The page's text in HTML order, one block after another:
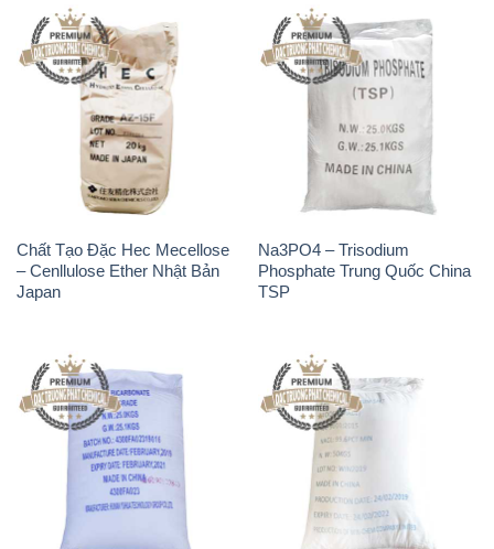
Chất Tạo Đặc Hec Mecellose
– Cenllulose Ether Nhật Bản
Japan
Na3PO4 – Trisodium
Phosphate Trung Quốc China
TSP